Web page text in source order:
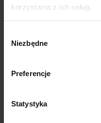
korzystania z ich usług.
zgody
Niezbędne
Preferencje
Statystyka
orthoBAND FAST opaska
2,70 zł